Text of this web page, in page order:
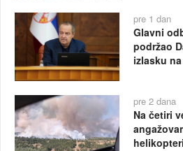
pre 1 dan
Glavni
podržao
izlasku
pre 2 dana
Na četiri